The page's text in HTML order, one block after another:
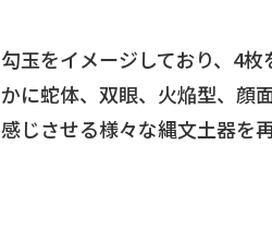
玉をイメージしており、4
に蛇体、双眼、火焔型、顔
じさせる様々な縄文土器を